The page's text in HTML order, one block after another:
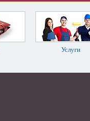
Услуги